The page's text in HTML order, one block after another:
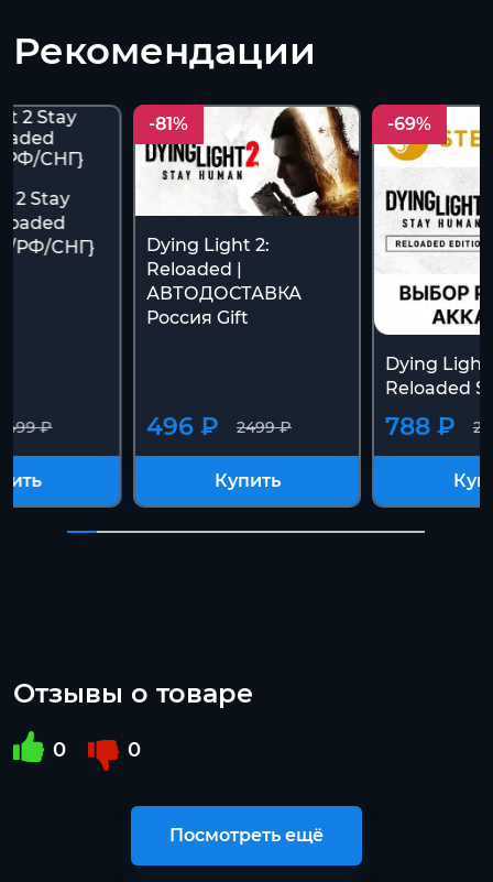
Рекомендации
2 Stay
РФ/CНГ}
₽
-81%
Dying Light 2:
Reloaded |
АВТОДОСТАВКА
Россия Gift
2499 ₽
496 ₽
Купить
-69%
Dying Light
Reloaded
788 ₽
Отзывы о товаре
0 0
Посмотреть ещё